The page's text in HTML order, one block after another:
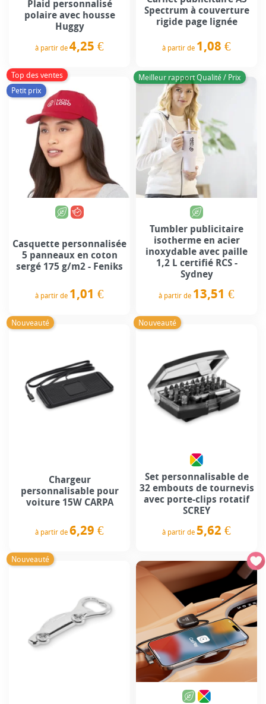
Plaid personnalisé
polaire avec housse
Huggy
à partir de 4,25 €
Spectrum à couverture
rigide page lignée
à partir de 1,08 €
Top des ventes
Petit prix
Casquette personnalisée
5 panneaux en coton
sergé 175 g/m2 - Feniks
à partir de 1,01 €
Meilleur rapport Qualité / Prix
Tumbler publicitaire
isotherme en acier
inoxydable avec paille
1,2 L certifié RCS -
Sydney
à partir de 13,51 €
Nouveauté
Chargeur
personnalisable pour
voiture 15W CARPA
à partir de 6,29 €
Nouveauté
Set personnalisable de
32 embouts de tournevis
avec porte-clips rotatif
SCREY
à partir de 5,62 €
Nouveauté